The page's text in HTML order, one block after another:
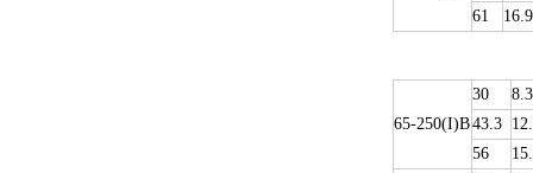
61
16.9
65-250(I)B
30
8.3
43.3
56